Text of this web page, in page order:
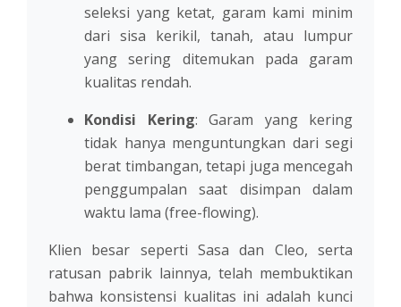
seleksi yang ketat, garam kami minim
dari sisa kerikil, tanah, atau lumpur
yang sering ditemukan pada garam
kualitas rendah.
Kondisi Kering: Garam yang kering
tidak hanya menguntungkan dari segi
berat timbangan, tetapi juga mencegah
penggumpalan saat disimpan dalam
waktu lama (free-flowing).
Klien besar seperti Sasa dan Cleo, serta
ratusan pabrik lainnya, telah membuktikan
bahwa konsistensi kualitas ini adalah kunci